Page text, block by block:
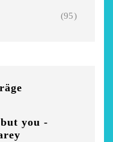
(95)
you -